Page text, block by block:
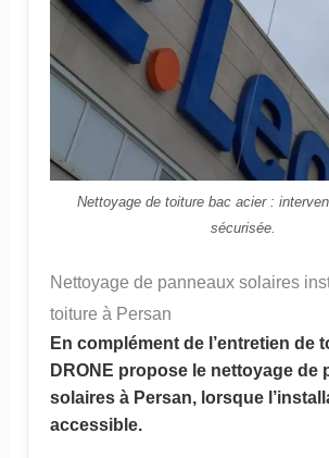
Nettoyage de toiture bac acier :
sécurisée.
Nettoyage de panneaux solaires
toiture à Persan
En complément de l’entretien de
DRONE propose le nettoyage de
solaires à Persan, lorsque
accessible.